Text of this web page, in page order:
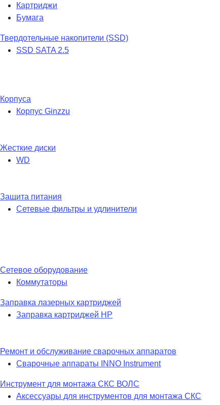
Картриджи
Бумага
Твердотельные накопители (SSD)
SSD SATA 2.5
Корпуса
Корпус Ginzzu
Жесткие диски
WD
Защита питания
Сетевые фильтры и удлинители
Сетевое оборудование
Коммутаторы
Заправка лазерных картриджей
Заправка картриджей HP
Ремонт и обслуживание сварочных аппаратов
Сварочные аппараты INNO Instrument
Инструмент для монтажа СКС ВОЛС
Аксессуары для инструментов для монтажа СКС